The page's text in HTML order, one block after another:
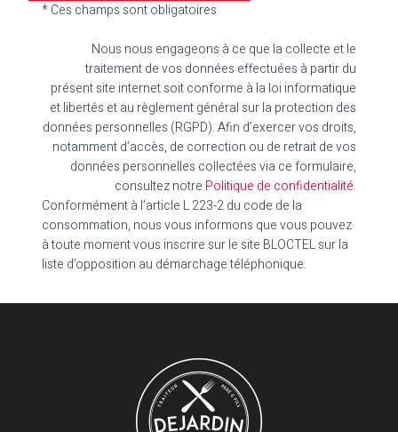
* Ces champs sont obligatoires
Nous nous engageons à ce que la collecte et le
traitement de vos données effectuées à partir du
présent site internet soit conforme à la loi informatique
et libertés et au règlement général sur la protection des
données personnelles (RGPD). Afin d’exercer vos droits,
notamment d’accès, de correction ou de retrait de vos
données personnelles collectées via ce formulaire,
consultez notre Politique de confidentialité.
Conformément à l’article L 223-2 du code de la
consommation, nous vous informons que vous pouvez
à toute moment vous inscrire sur le site BLOCTEL sur la
liste d’opposition au démarchage téléphonique.